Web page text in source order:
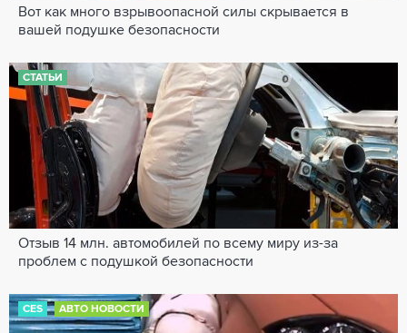
Вот как много взрывоопасной силы скрывается в
вашей подушке безопасности
СТАТЬИ
Отзыв 14 млн. автомобилей по всему миру из-за
проблем с подушкой безопасности
CES АВТО НОВОСТИ